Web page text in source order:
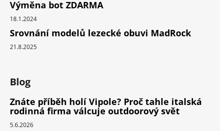
Výměna bot ZDARMA
18.1.2024
Srovnání modelů lezecké obuvi MadRock
21.8.2025
Blog
Znáte příběh holí Vipole? Proč tahle italská
rodinná firma válcuje outdoorový svět
5.6.2026